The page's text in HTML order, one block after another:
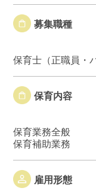
募集職種
保育士（正職員・
保育内容
保育業務全般
保育補助業務
雇用形態